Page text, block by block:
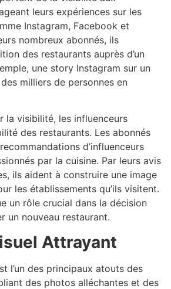
leurs expériences sur les
Instagram, Facebook et
nombreux abonnés, ils
des restaurants auprès d’un
une story Instagram sur un
milliers de personnes en
la visibilité, les influenceurs
des restaurants. Les abonnés
d’influenceurs
par la cuisine. Par leurs avis
ils aident à construire une image
les établissements qu’ils visitent.
un rôle crucial dans la décision
un nouveau restaurant.
Attrayant
l’un des principaux atouts des
des photos alléchantes et des